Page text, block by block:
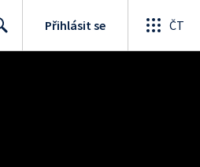
Přihlásit se ČT